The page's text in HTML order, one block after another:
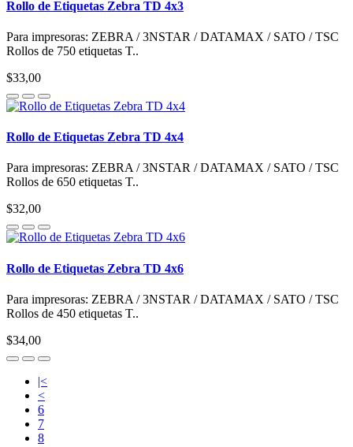
Rollo de Etiquetas Zebra TD 4x3
Para impresoras: ZEBRA / 3NSTAR / DATAMAX / SATO / TSC
Rollos de 750 etiquetas T..
$33,00
Rollo de Etiquetas Zebra TD 4x4
Para impresoras: ZEBRA / 3NSTAR / DATAMAX / SATO / TSC
Rollos de 650 etiquetas T..
$32,00
Rollo de Etiquetas Zebra TD 4x6
Para impresoras: ZEBRA / 3NSTAR / DATAMAX / SATO / TSC
Rollos de 450 etiquetas T..
$34,00
|<
<
6
7
8